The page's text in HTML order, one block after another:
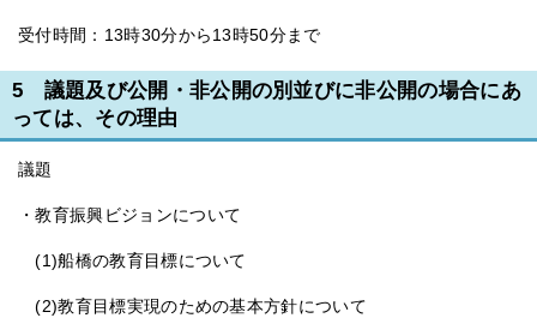
受付時間：13時30分から13時50分まで
5 議題及び公開・非公開の別並びに非公開の場合にあ
っては、その理由
議題
・教育振興ビジョンについて
(1)船橋の教育目標について
(2)教育目標実現のための基本方針について